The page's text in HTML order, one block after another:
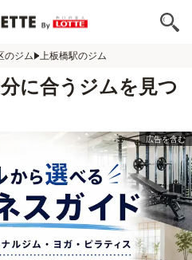
のジム 上板橋駅のジム
に合うジムを見つ